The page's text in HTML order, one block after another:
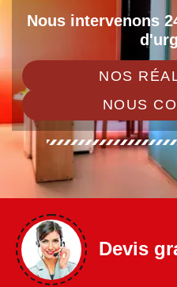
Nous intervenons
NOS
NOUS
Devis